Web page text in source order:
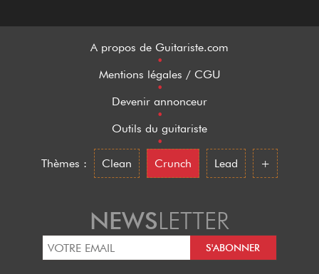
A propos de Guitariste.com
•
Mentions légales / CGU
•
Devenir annonceur
•
Outils du guitariste
•
Thèmes :
Clean Crunch Lead +
NEWSLETTER